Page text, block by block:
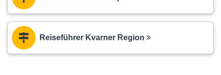
Reiseführer Kvarner Region